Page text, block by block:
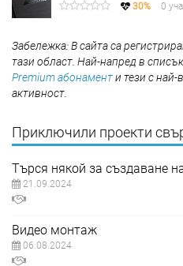
30% 0
Забележка: В сайта са
тази област. Най-напред в
Premium абонаменти тези с най-
активност.
Приключили проекти
Търся някой за създаване
21.09.2024
Видео монтаж
06.08.2024